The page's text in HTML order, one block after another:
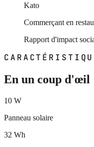
Kato
Commerçant en
Rapport d'impact
En un coup d'œil
10 W
Panneau solaire
32 Wh